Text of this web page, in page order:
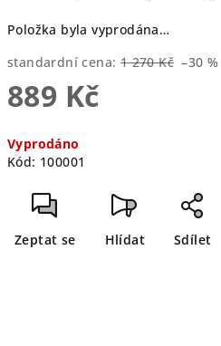
Položka byla vyprodána…
standardní cena: 1 270 Kč –30 %
889 Kč
cena:
Vyprodáno
Kód: 100001
Zeptat se Hlídat Sdílet